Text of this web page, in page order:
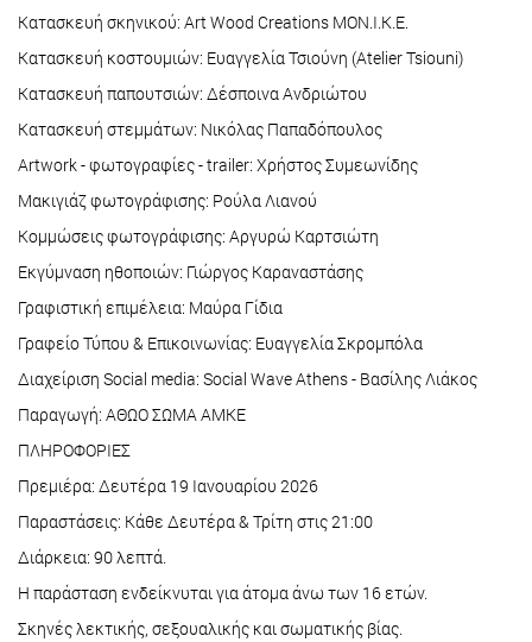
Κατασκευή σκηνικού: Art Wood Creations ΜΟΝ.Ι.Κ.Ε.
Κατασκευή κοστουμιών: Ευαγγελία Τσιούνη (Atelier Tsiouni)
Κατασκευή παπουτσιών: Δέσποινα Ανδριώτου
Κατασκευή στεμμάτων: Νικόλας Παπαδόπουλος
Artwork - φωτογραφίες - trailer: Χρήστος Συμεωνίδης
Μακιγιάζ φωτογράφισης: Ρούλα Λιανού
Κομμώσεις φωτογράφισης: Αργυρώ Καρτσιώτη
Εκγύμναση ηθοποιών: Γιώργος Καραναστάσης
Γραφιστική επιμέλεια: Μαύρα Γίδια
Γραφείο Τύπου & Επικοινωνίας: Ευαγγελία Σκρομπόλα
Διαχείριση Social media: Social Wave Athens - Βασίλης Λιάκος
Παραγωγή: ΑΘΩΟ ΣΩΜΑ ΑΜΚΕ
ΠΛΗΡΟΦΟΡΙΕΣ
Πρεμιέρα: Δευτέρα 19 Ιανουαρίου 2026
Παραστάσεις: Κάθε Δευτέρα & Τρίτη στις 21:00
Διάρκεια: 90 λεπτά.
Η παράσταση ενδείκνυται για άτομα άνω των 16 ετών.
Σκηνές λεκτικής, σεξουαλικής και σωματικής βίας.